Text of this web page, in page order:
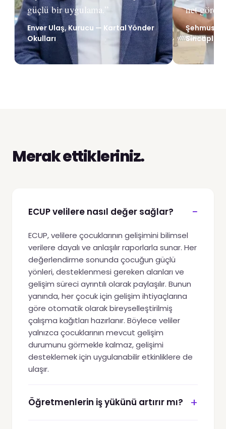
güçlü bir uygulama.”
Enver Ulaş, Kurucu — Kartal Yönder
Okulları
net
Şehmus
Sincaplar
Merak ettikleriniz.
ECUP velilere nasıl değer sağlar? −
ECUP, velilere çocuklarının gelişimini bilimsel
verilere dayalı ve anlaşılır raporlarla sunar. Her
değerlendirme sonunda çocuğun güçlü
yönleri, desteklenmesi gereken alanları ve
gelişim süreci ayrıntılı olarak paylaşılır. Bunun
yanında, her çocuk için gelişim ihtiyaçlarına
göre otomatik olarak bireyselleştirilmiş
çalışma kağıtları hazırlanır. Böylece veliler
yalnızca çocuklarının mevcut gelişim
durumunu görmekle kalmaz, gelişimi
desteklemek için uygulanabilir etkinliklere de
ulaşır.
Öğretmenlerin iş yükünü artırır mı? +